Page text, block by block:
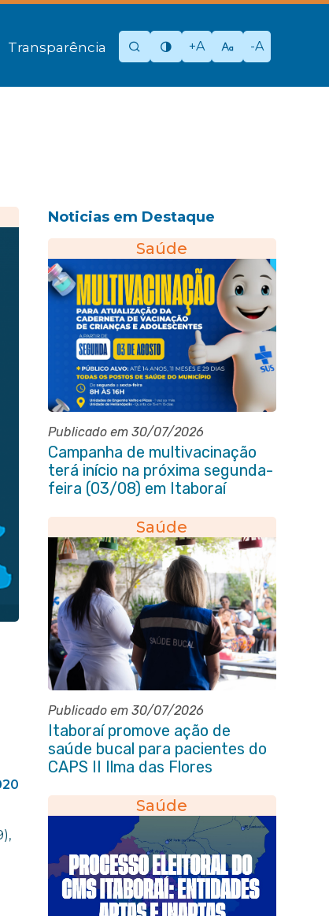
Transparência +A -A
Noticias em Destaque
Saúde
Publicado em 30/07/2026
Campanha de multivacinação
terá início na próxima segunda-
feira (03/08) em Itaboraí
Saúde
Publicado em 30/07/2026
Itaboraí promove ação de
saúde bucal para pacientes do
CAPS II Ilma das Flores
Saúde